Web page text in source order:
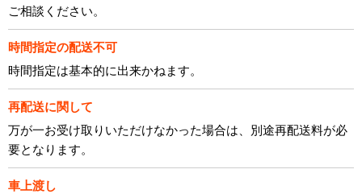
ご相談ください。
時間指定の配送不可
時間指定は基本的に出来かねます。
再配送に関して
万が一お受け取りいただけなかった場合は、別途再配送料が必
要となります。
車上渡し